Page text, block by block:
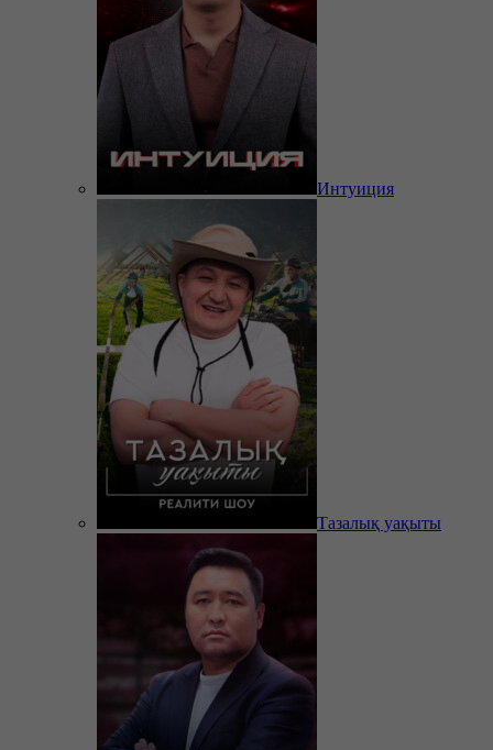
Интуиция
Тазалық уақыты